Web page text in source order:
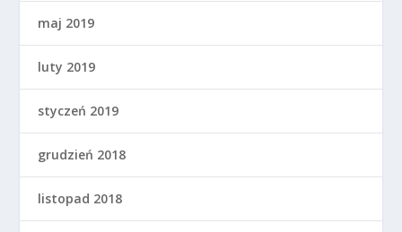
maj 2019
luty 2019
styczeń 2019
grudzień 2018
listopad 2018